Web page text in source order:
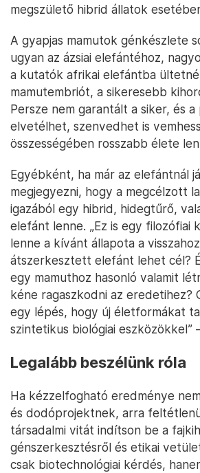
megszülető hibrid állatok
A gyapjas mamutok génkészlete
ugyan az ázsiai elefántéhoz,
a kutatók afrikai elefántba
mamutembriót, a sikeresebb
Persze nem garantált a siker, és
elvetélhet, szenvedhet is
összességében rosszabb élete
Egyébként, ha már az elefántnál
megjegyezni, hogy a megcélzott
igazából egy hibrid, hidegtűrő,
elefánt lenne. „Ez is egy filozófiai
lenne a kívánt állapota a
átszerkesztett elefánt lehet cél?
egy mamuthoz hasonló valamit
kéne ragaszkodni az eredetihez?
egy lépés, hogy új életformákat
szintetikus biológiai eszközökkel”
Legalább beszélünk róla
Ha kézzelfogható eredménye
és dodóprojektnek, arra
társadalmi vitát indítson be a
génszerkesztésről és etikai
csak biotechnológiai kérdés,